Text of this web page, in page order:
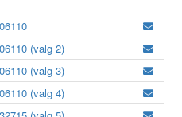
(valg 2)
(valg 3)
(valg 4)